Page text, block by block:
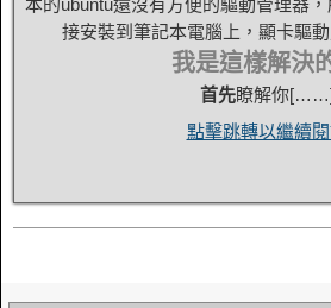
本的ubuntu還沒有方便的驅動管理器
接安裝到筆記本電腦上，顯卡驅
我是這樣解決
首先瞭解你
點擊跳轉以繼續